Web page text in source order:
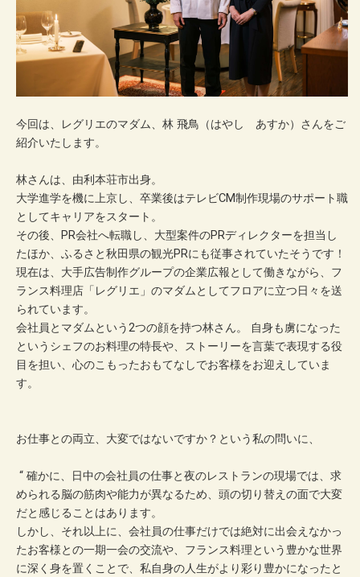
今回は、レグリエのマダム、林 ⾶⿃（はやし あすか）さんをご
紹介いたします。
林さんは、由利本荘市出⾝。
大学進学を機に上京し、卒業後はテレビCM制作現場のサポート職
としてキャリアをスタート。
その後、PR会社へ転職し、大型案件のPRディレクターを担当し
たほか、ふるさと秋田県の観光PRにも従事されていたそうです！
現在は、大手広告制作グループの企業広報として働きながら、フ
ランス料理店「レグリエ」のマダムとしてフロアに立つ日々を送
られています。
会社員とマダムという2つの顔を持つ林さん。 自身も虜になった
というシェフのお料理の特長や、ストーリーを言葉で表現する役
目を担い、心のこもったおもてなしでお客様をお迎えしていま
す。
お仕事との両立、大変ではないですか？という私の問いに、
“ 確かに、日中の会社員の仕事と夜のレストランの現場では、求
められる脳の筋肉や能力が異なるため、頭の切り替えの面で大変
だと感じることはあります。
しかし、それ以上に、会社員の仕事だけでは絶対に出会えなかっ
たお客様との一期一会の交流や、フランス料理という豊かな世界
に深く身を置くことで、私自身の人生がより彩り豊かになったと